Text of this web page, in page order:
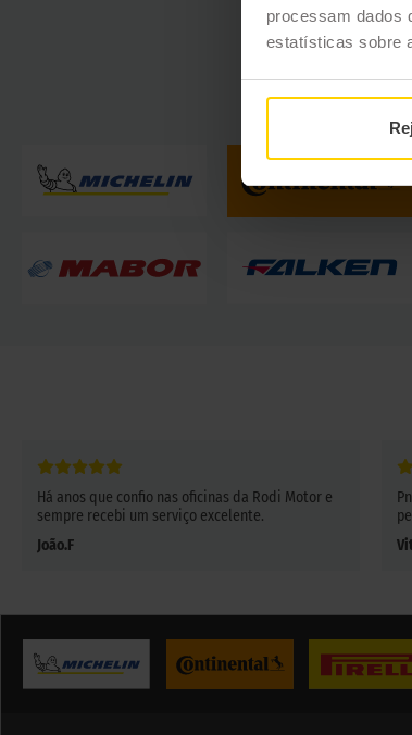
processam dados
estatísticas sobre
Há anos que confio nas oficinas da Rodi Motor e
sempre recebi um serviço excelente.
João.F